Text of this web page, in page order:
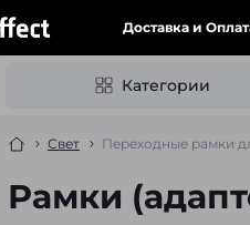
Доставка и
Категории
Свет Переходные рамки
Рамки